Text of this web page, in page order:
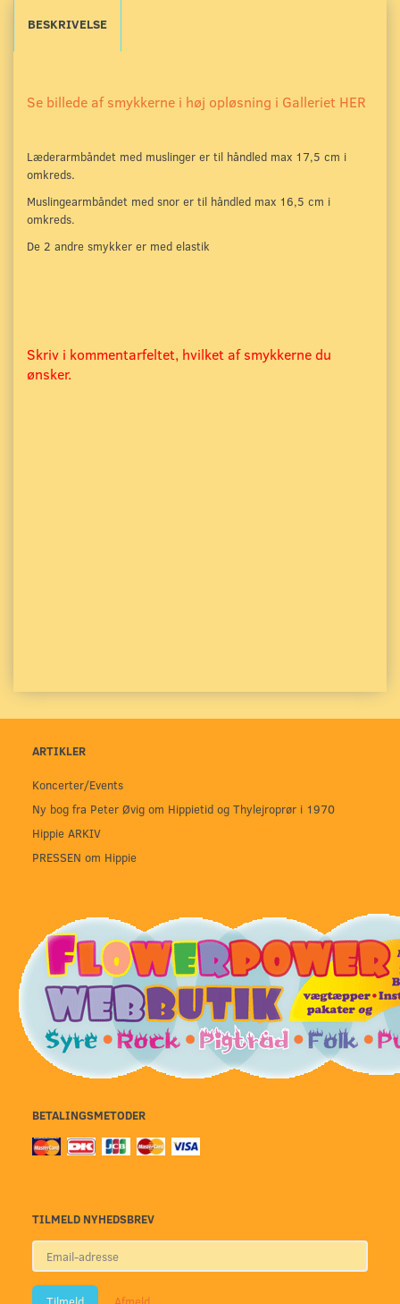
BESKRIVELSE
Se billede af smykkerne i høj opløsning i Galleriet HER
Læderarmbåndet med muslinger er til håndled max 17,5 cm i
omkreds.
Muslingearmbåndet med snor er til håndled max 16,5 cm i
omkreds.
De 2 andre smykker er med elastik
Skriv i kommentarfeltet, hvilket af smykkerne du
ønsker.
ARTIKLER
Koncerter/Events
Ny bog fra Peter Øvig om Hippietid og Thylejroprør i 1970
Hippie ARKIV
PRESSEN om Hippie
BETALINGSMETODER
TILMELD NYHEDSBREV
Email-
adresse